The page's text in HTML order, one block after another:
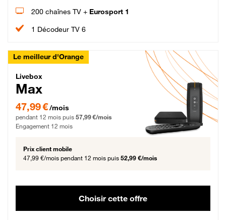
200 chaînes TV + Eurosport 1
1 Décodeur TV 6
Le meilleur d'Orange
Livebox Max Fibre
Livebox
Max
47,99 € par mois pendant 12 mois puis 57,99 € par mois, Engagement 12 mois
47,99 €/mois
pendant 12 mois puis 57,99 €/mois
Engagement 12 mois
Prix client mobile
47,99 €/mois pendant 12 mois puis 52,99 €/mois
Choisir cette offre